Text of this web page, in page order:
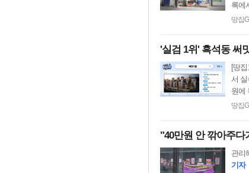
록에
땅집
'실검 1위' 흑석동 써
[땅
서
원에
땅집
"40만원 안 깎아주
관리
기자